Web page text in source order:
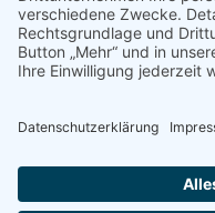
ÜBER UNS
Naturschutzbund
Naturschutzjugend
Sponsoren & Partner